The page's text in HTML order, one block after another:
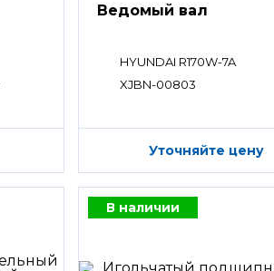
Ведомый вал
HYUNDAI R170W-7A
XJBN-00803
Уточняйте цену
В наличии